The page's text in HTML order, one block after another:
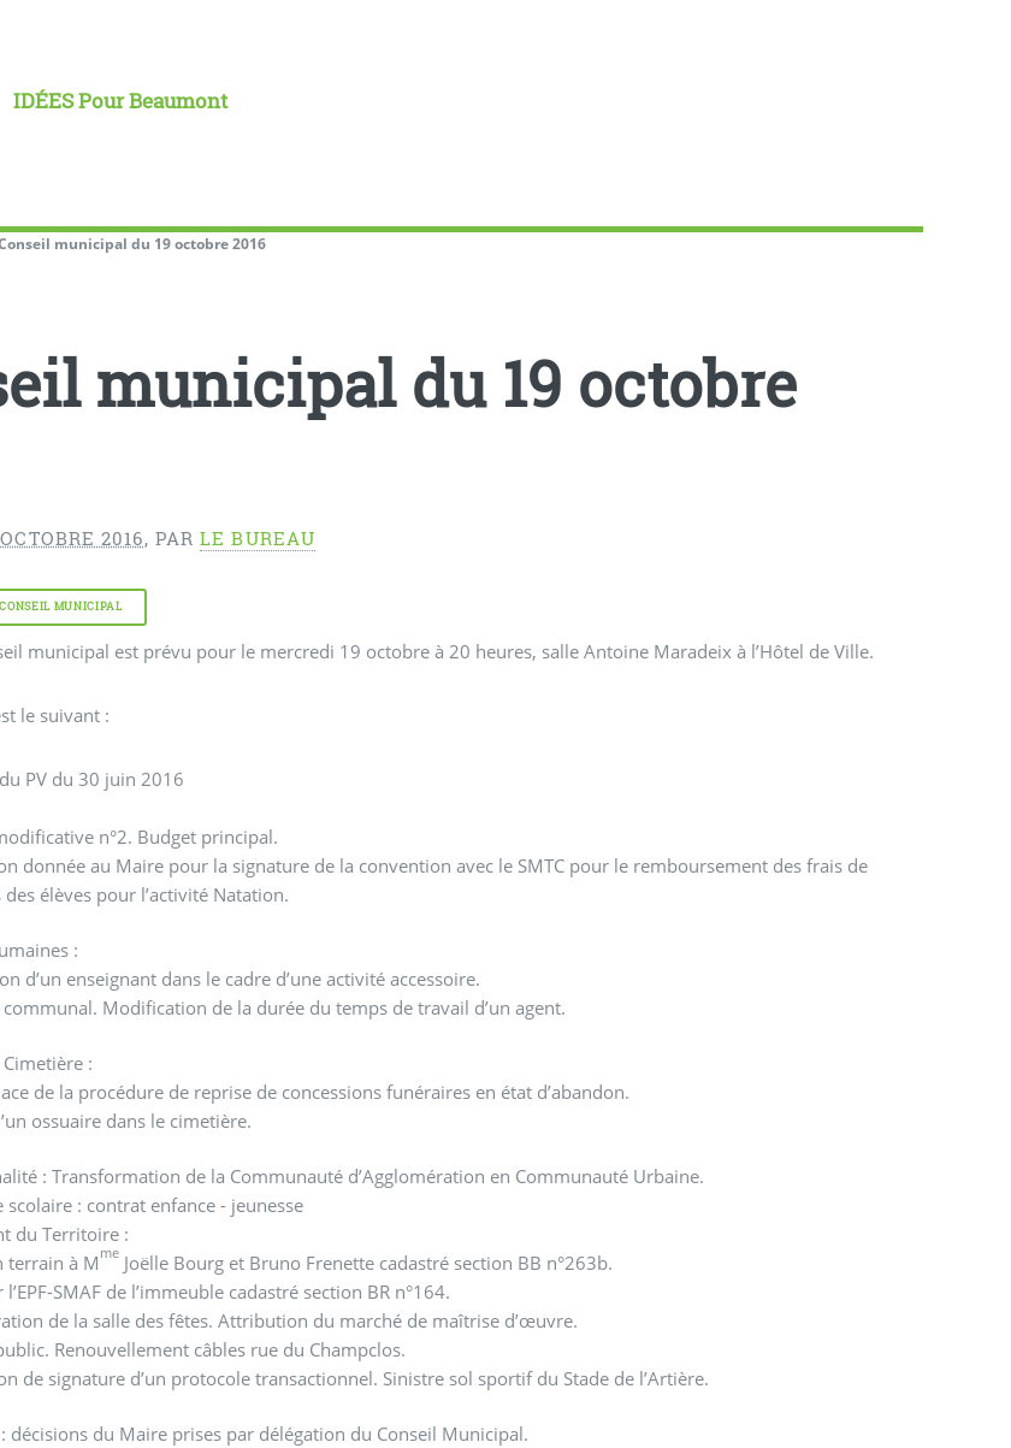
IDÉES Pour Beaumont
municipal du 19 octobre 2016
municipal du 19 octobre
2016, PARLE BUREAU
CONSEIL MUNICIPAL
municipal est prévu pour le mercredi 19 octobre à 20 heures, salle Antoine Maradeix à l’Hôtel de Ville.
le suivant :
PV du 30 juin 2016
n°2. Budget principal.
donnée au Maire pour la signature de la convention avec le SMTC pour le remboursement des frais de
élèves pour l’activité Natation.
:
d’un enseignant dans le cadre d’une activité accessoire.
Modification de la durée du temps de travail d’un agent.
:
de la procédure de reprise de concessions funéraires en état d’abandon.
ossuaire dans le cimetière.
: Transformation de la Communauté d’Agglomération en Communauté Urbaine.
scolaire : contrat enfance - jeunesse
du Territoire :
terrain à M me Joëlle Bourg et Bruno Frenette cadastré section BB n°263b.
l’EPF-SMAF de l’immeuble cadastré section BR n°164.
de la salle des fêtes. Attribution du marché de maîtrise d’œuvre.
Renouvellement câbles rue du Champclos.
de signature d’un protocole transactionnel. Sinistre sol sportif du Stade de l’Artière.
décisions du Maire prises par délégation du Conseil Municipal.